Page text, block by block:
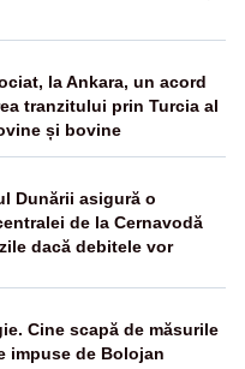
la Ankara, un acord
tranzitului prin Turcia al
și bovine
Dunării asigură o
de la Cernavodă
dacă debitele vor
Cine scapă de măsurile
impuse de Bolojan